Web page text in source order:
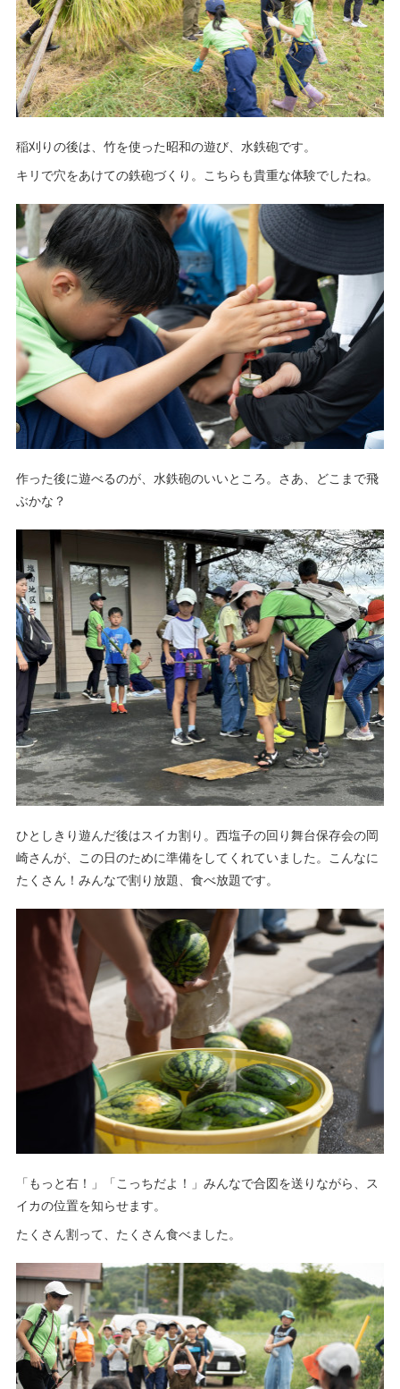
稲刈りの後は、竹を使った昭和の遊び、水鉄砲です。
キリで穴をあけての鉄砲づくり。こちらも貴重な体験でしたね。
作った後に遊べるのが、水鉄砲のいいところ。さあ、どこまで飛
ぶかな？
ひとしきり遊んだ後はスイカ割り。西塩子の回り舞台保存会の岡
崎さんが、この日のために準備をしてくれていました。こんなに
たくさん！みんなで割り放題、食べ放題です。
「もっと右！」「こっちだよ！」みんなで合図を送りながら、ス
イカの位置を知らせます。
たくさん割って、たくさん食べました。